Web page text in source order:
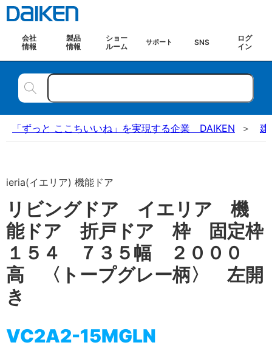
会社
情報
製品
情報
ショー
ルーム
サポート SNS
ログ
イン
「ずっと ここちいいね」を実現する企業 DAIKEN 建
ieria(イエリア) 機能ドア
リビングドア イエリア 機
能ドア 折戸ドア 枠 固定枠
１５４ ７３５幅 ２０００
高 〈トープグレー柄〉 左開
き
VC2A2-15MGLN